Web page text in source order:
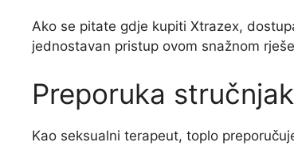
Ako se pitate gdje kupiti Xtrazex,
jednostavan pristup ovom snažnom
Preporuka
Kao seksualni terapeut, toplo